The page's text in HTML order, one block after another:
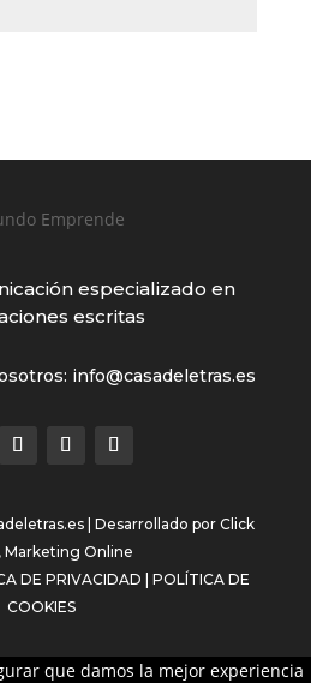
especializado en
escritas
info@casadeletras.es
| Desarrollado porClick
Marketing Online
DE PRIVACIDAD
POLÍTICA DE
COOKIES
que damos la mejor experiencia